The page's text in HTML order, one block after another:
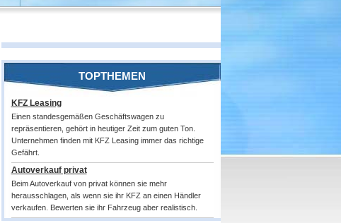
TOPTHEMEN
KFZ Leasing
Einen standesgemäßen Geschäftswagen zu
repräsentieren, gehört in heutiger Zeit zum guten Ton.
Unternehmen finden mit KFZ Leasing immer das richtige
Gefährt.
Autoverkauf privat
Beim Autoverkauf von privat können sie mehr
herausschlagen, als wenn sie ihr KFZ an einen Händler
verkaufen. Bewerten sie ihr Fahrzeug aber realistisch.